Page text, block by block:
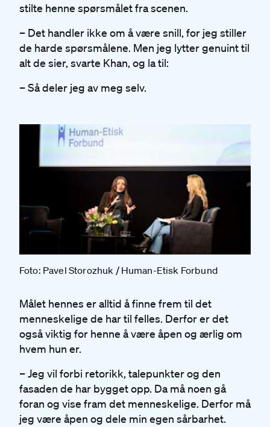
stilte henne spørsmålet fra scenen.
– Det handler ikke om å være snill, for jeg stiller
de harde spørsmålene. Men jeg lytter genuint til
alt de sier, svarte Khan, og la til:
– Så deler jeg av meg selv.
Foto: Pavel Storozhuk / Human-Etisk Forbund
Målet hennes er alltid å finne frem til det
menneskelige de har til felles. Derfor er det
også viktig for henne å være åpen og ærlig om
hvem hun er.
– Jeg vil forbi retorikk, talepunkter og den
fasaden de har bygget opp. Da må noen gå
foran og vise fram det menneskelige. Derfor må
jeg være åpen og dele min egen sårbarhet.